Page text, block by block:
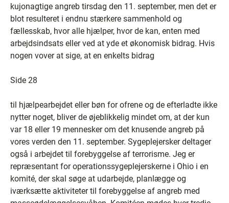
kujonagtige angreb tirsdag den 11. september, men det er
blot resulteret i endnu stærkere sammenhold og
fællesskab, hvor alle hjælper, hvor de kan, enten med
arbejdsindsats eller ved at yde et økonomisk bidrag. Hvis
nogen vover at sige, at en enkelts bidrag
Side 28
til hjælpearbejdet eller bøn for ofrene og de efterladte ikke
nytter noget, bliver de øjeblikkelig mindet om, at der kun
var 18 eller 19 mennesker om det knusende angreb på
vores verden den 11. september. Sygeplejersker deltager
også i arbejdet til forebyggelse af terrorisme. Jeg er
repræsentant for operationssygeplejerskerne i Ohio i en
komité, der skal søge at udarbejde, planlægge og
iværksætte aktiviteter til forebyggelse af angreb med